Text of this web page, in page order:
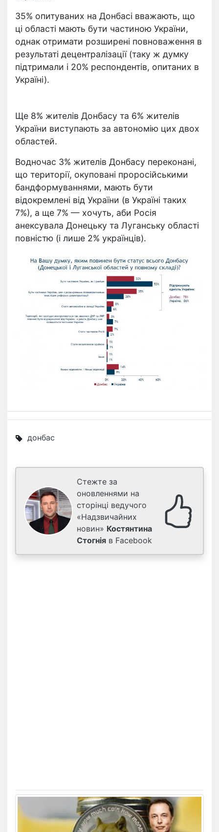
35% опитуваних на Донбасі вважають, що
ці області мають бути частиною України,
однак отримати розширені повноваження в
результаті децентралізації (таку ж думку
підтримали і 20% респондентів, опитаних в
Україні).
Ще 8% жителів Донбасу та 6% жителів
України виступають за автономію цих двох
областей.
Водночас 3% жителів Донбасу переконані,
що території, окуповані проросійськими
бандформуваннями, мають бути
відокремлені від України (в Україні таких
7%), а ще 7% — хочуть, аби Росія
анексувала Донецьку та Луганську області
повністю (і лише 2% українців).
донбас
Стежте за
оновленнями на
сторінці ведучого
«Надзвичайних
новин» Костянтина
Стогнія в Facebook